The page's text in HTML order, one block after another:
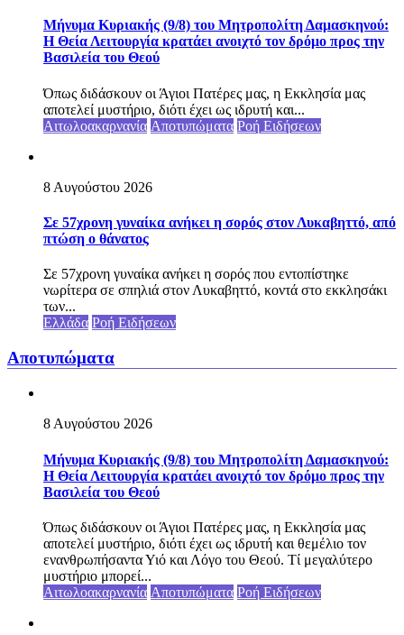
Μήνυμα Κυριακής (9/8) του Μητροπολίτη Δαμασκηνού:
Η Θεία Λειτουργία κρατάει ανοιχτό τον δρόμο προς την
Βασιλεία του Θεού
Όπως διδάσκουν οι Άγιοι Πατέρες μας, η Εκκλησία μας
αποτελεί μυστήριο, διότι έχει ως ιδρυτή και...
Αιτωλοακαρνανία Αποτυπώματα Ροή Ειδήσεων
8 Αυγούστου 2026
Σε 57χρονη γυναίκα ανήκει η σορός στον Λυκαβηττό, από
πτώση ο θάνατος
Σε 57χρονη γυναίκα ανήκει η σορός που εντοπίστηκε
νωρίτερα σε σπηλιά στον Λυκαβηττό, κοντά στο εκκλησάκι
των...
Ελλάδα Ροή Ειδήσεων
Αποτυπώματα
8 Αυγούστου 2026
Μήνυμα Κυριακής (9/8) του Μητροπολίτη Δαμασκηνού:
Η Θεία Λειτουργία κρατάει ανοιχτό τον δρόμο προς την
Βασιλεία του Θεού
Όπως διδάσκουν οι Άγιοι Πατέρες μας, η Εκκλησία μας
αποτελεί μυστήριο, διότι έχει ως ιδρυτή και θεμέλιο τον
ενανθρωπήσαντα Υιό και Λόγο του Θεού. Τί μεγαλύτερο
μυστήριο μπορεί...
Αιτωλοακαρνανία Αποτυπώματα Ροή Ειδήσεων